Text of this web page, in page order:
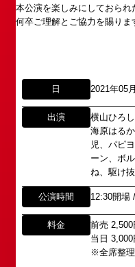
本公演を楽しみにしておら
何卒ご理解とご協力を賜りま
日 2021年05
出演
横山ひろ
海原はる
児、パピ
ーン、ボ
ね、駆け
公演時間 12:30開場
料金
前売 2,500
当日 3,000
※全席整
「角座」の名称は、
代に遡ります。
「角座」はかつて、
「五つ櫓」若しくは
所属オーディショ
以下のアドレスから
大阪本社 タレント開
東京支社 タレント開